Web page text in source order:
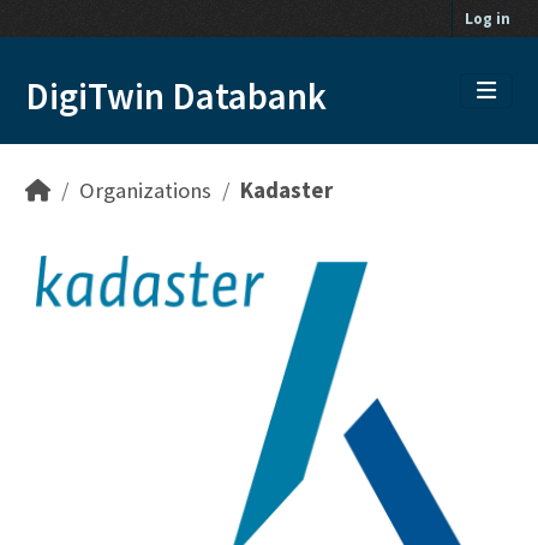
Log in
DigiTwin Databank
Organizations Kadaster